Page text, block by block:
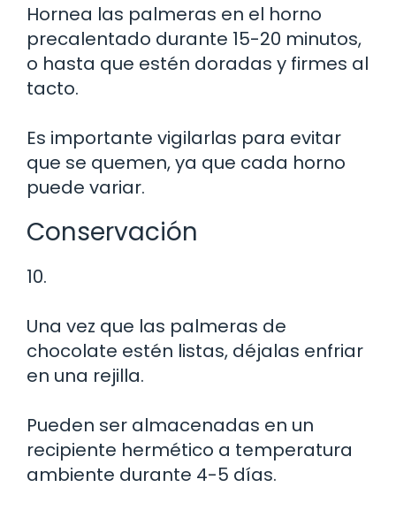
Hornea las palmeras en el horno
precalentado durante 15-20 minutos,
o hasta que estén doradas y firmes al
tacto.
Es importante vigilarlas para evitar
que se quemen, ya que cada horno
puede variar.
Conservación
10.
Una vez que las palmeras de
chocolate estén listas, déjalas enfriar
en una rejilla.
Pueden ser almacenadas en un
recipiente hermético a temperatura
ambiente durante 4-5 días.